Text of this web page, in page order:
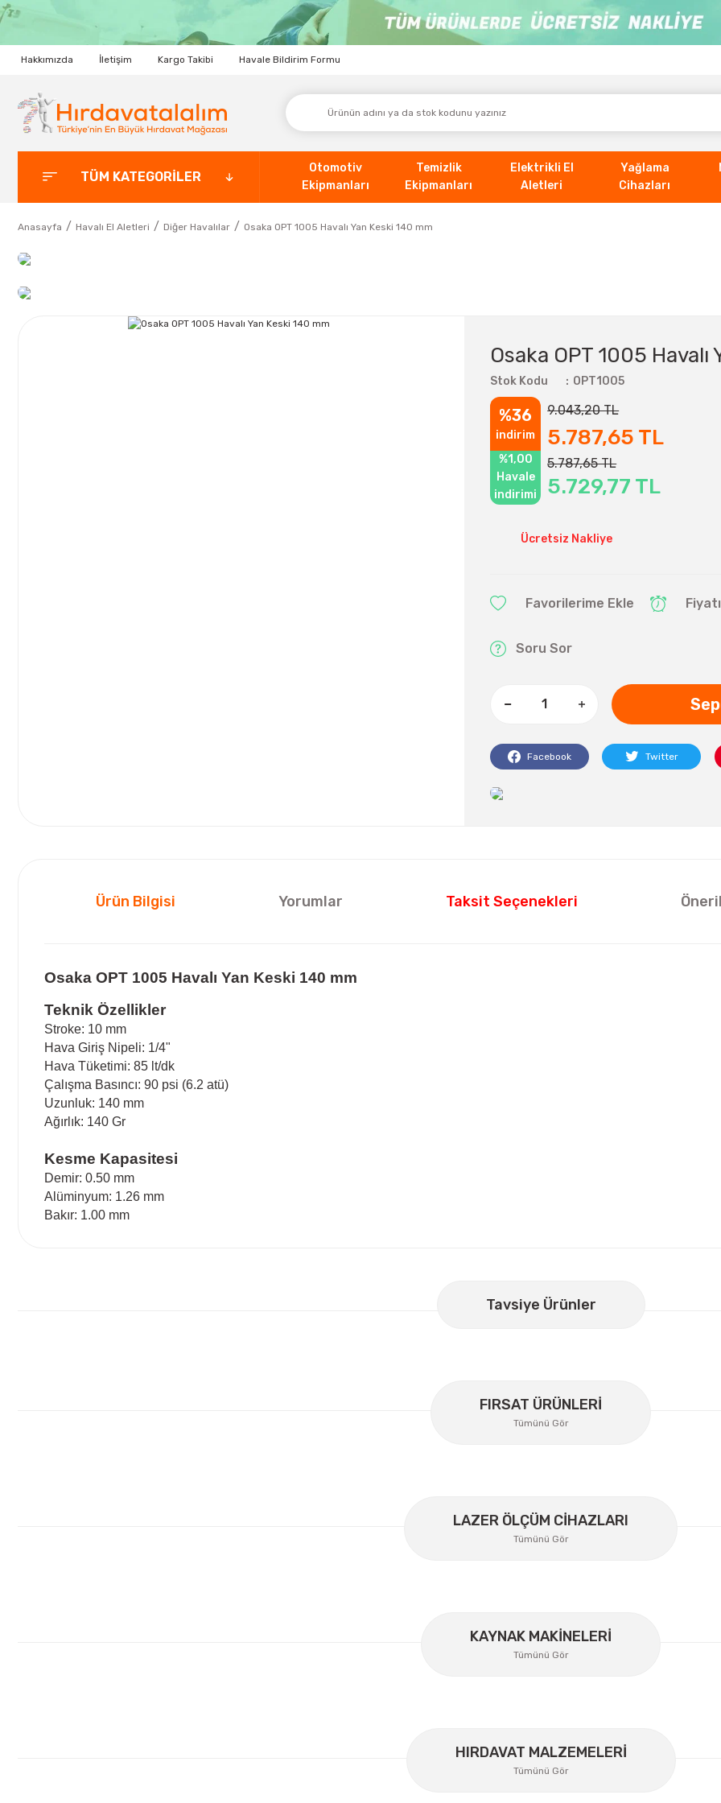
Hakkımızda İletişim Kargo Takibi Havale Bildirim Formu
TÜM KATEGORİLER
Otomotiv
Ekipmanları
Temizlik
Ekipmanları
Elektrikli El
Aletleri
Yağlama
Cihazları
Anasayfa Havalı El Aletleri Diğer Havalılar Osaka OPT 1005 Havalı Yan Keski 140 mm
Osaka OPT 1005 Havalı
Stok Kodu OPT1005
%36
indirim
9.043,20 TL
5.787,65 TL
%1,00
Havale
indirimi
5.787,65 TL
5.729,77 TL
Ücretsiz Nakliye
Soru Sor
Facebook Twitter
Ürün Bilgisi Yorumlar Taksit Seçenekleri
Osaka OPT 1005 Havalı Yan Keski 140 mm
Teknik Özellikler
Stroke: 10 mm
Hava Giriş Nipeli: 1/4"
Hava Tüketimi: 85 lt/dk
Çalışma Basıncı: 90 psi (6.2 atü)
Uzunluk: 140 mm
Ağırlık: 140 Gr
Kesme Kapasitesi
Demir: 0.50 mm
Alüminyum: 1.26 mm
Bakır: 1.00 mm
Bu ürüne ilk yorumu siz yapın!
Gönder
Tavsiye Ürünler
FIRSAT ÜRÜNLERİ
Tümünü Gör
LAZER ÖLÇÜM CİHAZLARI
Tümünü Gör
KAYNAK MAKİNELERİ
Tümünü Gör
HIRDAVAT MALZEMELERİ
Tümünü Gör